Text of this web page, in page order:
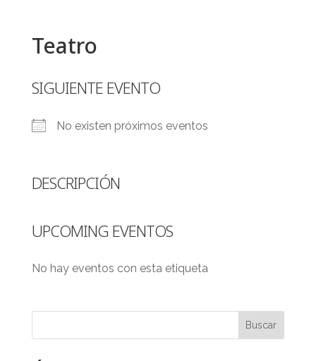
Teatro
SIGUIENTE EVENTO
No existen próximos eventos
DESCRIPCIÓN
UPCOMING EVENTOS
No hay eventos con esta etiqueta
Buscar